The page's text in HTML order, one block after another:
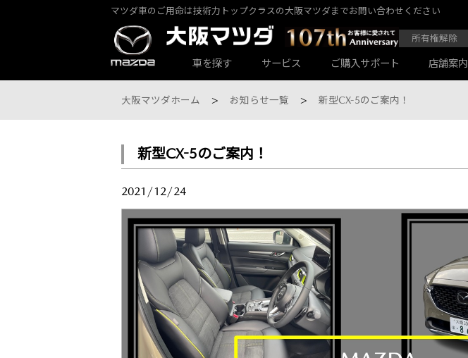
マツダ車のご用命は技術力トップクラスの大阪マツダまでお問い合わせください
所有権解除
車を探す
カーラインナップ一覧
サービス
サービス・アフターケアTOP
その他のメンテナンス マツダ自動車保険スカイプラス
ご購入サポート 店舗案内
大阪マツダ店舗一覧
大阪マツダ 八尾店 大阪マツダ 関目高殿本店
サービス専門工場 U-car Land 中古車専売店
会社情報
大阪マツダホーム お知らせ一覧 新型CX-5のご案内！
新型CX-5のご案内！
2021/12/24